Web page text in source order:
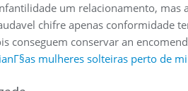
um relacionamento, mas
chifre apenas conformidade
conseguem conservar an
mulheres solteiras perto de